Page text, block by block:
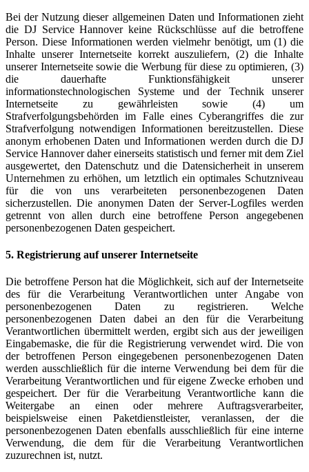
Bei der Nutzung dieser allgemeinen Daten und Informationen zieht
die DJ Service Hannover keine Rückschlüsse auf die betroffene
Person. Diese Informationen werden vielmehr benötigt, um (1) die
Inhalte unserer Internetseite korrekt auszuliefern, (2) die Inhalte
unserer Internetseite sowie die Werbung für diese zu optimieren, (3)
die dauerhafte Funktionsfähigkeit unserer
informationstechnologischen Systeme und der Technik unserer
Internetseite zu gewährleisten sowie (4) um
Strafverfolgungsbehörden im Falle eines Cyberangriffes die zur
Strafverfolgung notwendigen Informationen bereitzustellen. Diese
anonym erhobenen Daten und Informationen werden durch die DJ
Service Hannover daher einerseits statistisch und ferner mit dem Ziel
ausgewertet, den Datenschutz und die Datensicherheit in unserem
Unternehmen zu erhöhen, um letztlich ein optimales Schutzniveau
für die von uns verarbeiteten personenbezogenen Daten
sicherzustellen. Die anonymen Daten der Server-Logfiles werden
getrennt von allen durch eine betroffene Person angegebenen
personenbezogenen Daten gespeichert.
5. Registrierung auf unserer Internetseite
Die betroffene Person hat die Möglichkeit, sich auf der Internetseite
des für die Verarbeitung Verantwortlichen unter Angabe von
personenbezogenen Daten zu registrieren. Welche
personenbezogenen Daten dabei an den für die Verarbeitung
Verantwortlichen übermittelt werden, ergibt sich aus der jeweiligen
Eingabemaske, die für die Registrierung verwendet wird. Die von
der betroffenen Person eingegebenen personenbezogenen Daten
werden ausschließlich für die interne Verwendung bei dem für die
Verarbeitung Verantwortlichen und für eigene Zwecke erhoben und
gespeichert. Der für die Verarbeitung Verantwortliche kann die
Weitergabe an einen oder mehrere Auftragsverarbeiter,
beispielsweise einen Paketdienstleister, veranlassen, der die
personenbezogenen Daten ebenfalls ausschließlich für eine interne
Verwendung, die dem für die Verarbeitung Verantwortlichen
zuzurechnen ist, nutzt.